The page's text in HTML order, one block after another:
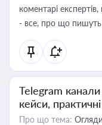
коментарі
- все, про що пишуть
Telegram
кейси,
Про що тема: